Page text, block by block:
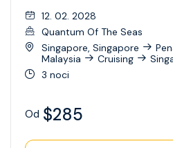
12. 02. 2028
Quantum Of The Seas
Singapore, Singapore
Malaysia
Cruising
3 noci
Od $285